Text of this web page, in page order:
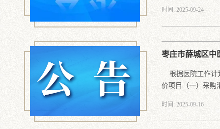
时间: 2025-09-24
枣庄市薛城区中
根据医院工作计
价项目（一）采购
时间: 2025-09-16